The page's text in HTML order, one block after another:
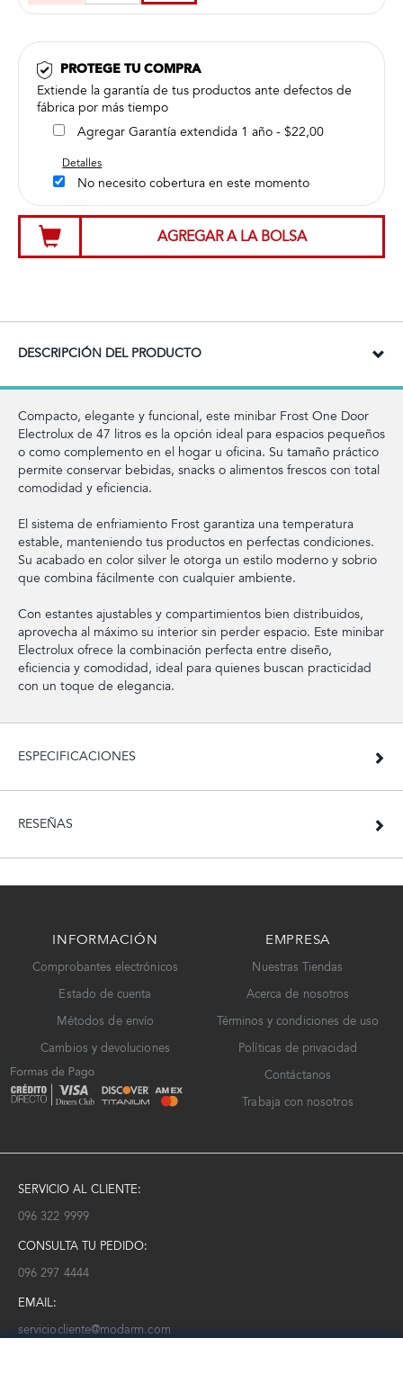
PROTEGE TU COMPRA
Extiende la garantía de tus productos ante defectos de
fábrica por más tiempo
Agregar Garantía extendida 1 año - $22,00
Detalles
No necesito cobertura en este momento
AGREGAR A LA BOLSA
DESCRIPCIÓN DEL PRODUCTO
Compacto, elegante y funcional, este minibar Frost One Door
Electrolux de 47 litros es la opción ideal para espacios pequeños
o como complemento en el hogar u oficina. Su tamaño práctico
permite conservar bebidas, snacks o alimentos frescos con total
comodidad y eficiencia.
El sistema de enfriamiento Frost garantiza una temperatura
estable, manteniendo tus productos en perfectas condiciones.
Su acabado en color silver le otorga un estilo moderno y sobrio
que combina fácilmente con cualquier ambiente.
Con estantes ajustables y compartimientos bien distribuidos,
aprovecha al máximo su interior sin perder espacio. Este minibar
Electrolux ofrece la combinación perfecta entre diseño,
eficiencia y comodidad, ideal para quienes buscan practicidad
con un toque de elegancia.
ESPECIFICACIONES
RESEÑAS
INFORMACIÓN
Comprobantes electrónicos
Estado de cuenta
Métodos de envío
Cambios y devoluciones
EMPRESA
Nuestras Tiendas
Acerca de nosotros
Términos y condiciones de uso
Políticas de privacidad
Contáctanos
Trabaja con nosotros
SERVICIO AL CLIENTE:
096 322 9999
CONSULTA TU PEDIDO:
096 297 4444
EMAIL:
serviciocliente@modarm.com